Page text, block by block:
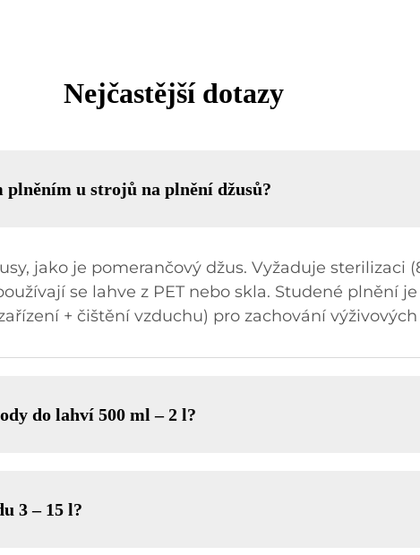
Nejčastější dotazy
u strojů na plnění džusů?
jako je pomerančový džus. Vyžaduje sterilizaci
se lahve z PET nebo skla. Studené plnění
+ čištění vzduchu) pro zachování
do lahví 500 ml – 2 l?
3 – 15 l?